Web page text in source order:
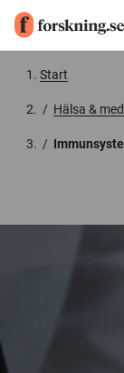
Start
/ Hälsa &
/